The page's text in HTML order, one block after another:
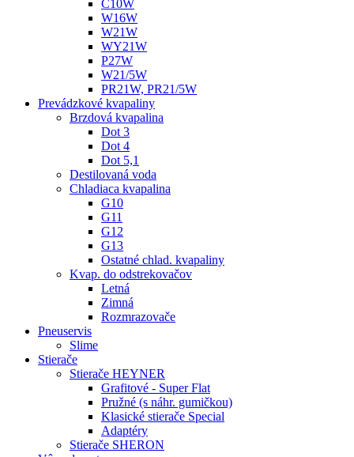
C10W
W16W
W21W
WY21W
P27W
W21/5W
PR21W, PR21/5W
Prevádzkové kvapaliny
Brzdová kvapalina
Dot 3
Dot 4
Dot 5,1
Destilovaná voda
Chladiaca kvapalina
G10
G11
G12
G13
Ostatné chlad. kvapaliny
Kvap. do odstrekovačov
Letná
Zimná
Rozmrazovače
Pneuservis
Slime
Stierače
Stierače HEYNER
Grafitové - Super Flat
Pružné (s náhr. gumičkou)
Klasické stierače Special
Adaptéry
Stierače SHERON